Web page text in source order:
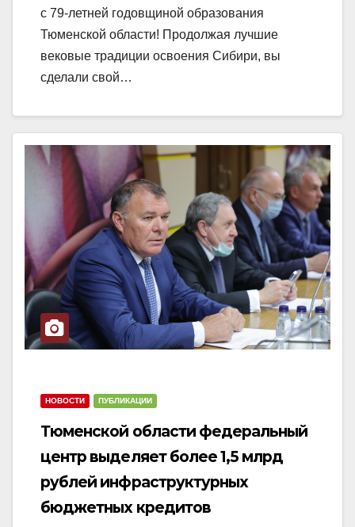
с 79-летней годовщиной образования
Тюменской области! Продолжая лучшие
вековые традиции освоения Сибири, вы
сделали свой…
НОВОСТИ ПУБЛИКАЦИИ
Тюменской области федеральный
центр выделяет более 1,5 млрд
рублей инфраструктурных
бюджетных кредитов